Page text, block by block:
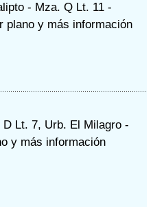
- Mza. Q Lt. 11 -
plano y más información
Lt. 7, Urb. El Milagro -
y más información